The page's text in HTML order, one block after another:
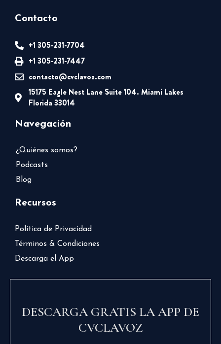
Contacto
+1 305-231-7704
+1 305-231-7447
contacto@cvclavoz.com
15175 Eagle Nest Lane Suite 104. Miami Lakes
Florida 33014
Navegación
¿Quiénes somos?
Podcasts
Blog
Recursos
Política de Privacidad
Términos & Condiciones
Descarga el App
DESCARGA GRATIS LA APP DE
CVCLAVOZ